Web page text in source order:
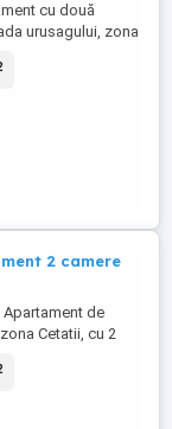
cu două
urusagului, zona
garajelor
sud vest, nu a
compartimentat
2 camere
Apartament de
Cetatii, cu 2
faianta